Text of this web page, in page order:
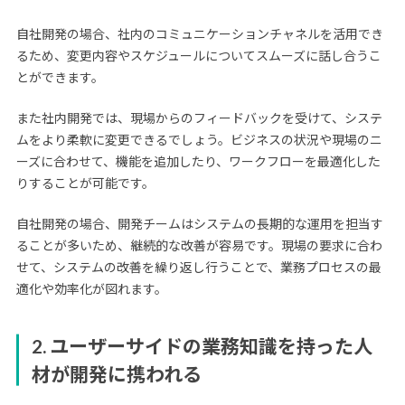
自社開発の場合、社内のコミュニケーションチャネルを活用でき
るため、変更内容やスケジュールについてスムーズに話し合うこ
とができます。
また社内開発では、現場からのフィードバックを受けて、システ
ムをより柔軟に変更できるでしょう。ビジネスの状況や現場のニ
ーズに合わせて、機能を追加したり、ワークフローを最適化した
りすることが可能です。
自社開発の場合、開発チームはシステムの長期的な運用を担当す
ることが多いため、継続的な改善が容易です。現場の要求に合わ
せて、システムの改善を繰り返し行うことで、業務プロセスの最
適化や効率化が図れます。
2. ユーザーサイドの業務知識を持った人
材が開発に携われる